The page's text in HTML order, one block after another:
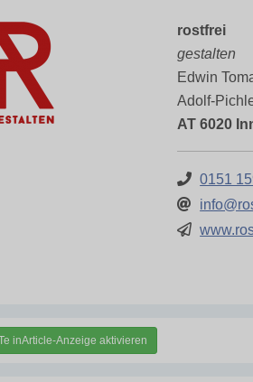
rostfrei
gestalten
Edwin
Adolf-
AT 6020
0151
inArticle-Anzeige aktivieren